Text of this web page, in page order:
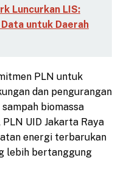
Luncurkan LIS:
untuk Daerah
PLN untuk
dan pengurangan
biomassa
UID Jakarta Raya
energi terbarukan
lebih bertanggung